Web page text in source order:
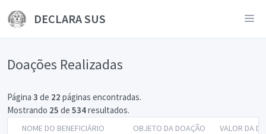
DECLARA SUS
Doações Realizadas
Página 3 de 22 páginas encontradas.
Mostrando 25 de 534resultados.
NOME DO BENEFICIÁRIO OBJETO DA DOAÇÃO VALOR DA